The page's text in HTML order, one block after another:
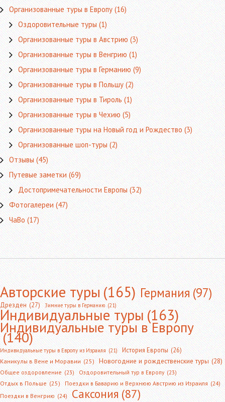
Организованные туры в Европу(16)
Оздоровительные туры(1)
Организованные туры в Австрию(3)
Организованные туры в Венгрию(1)
Организованные туры в Германию(9)
Организованные туры в Польшу(2)
Организованные туры в Тироль(1)
Организованные туры в Чехию(5)
Организованные туры на Новый год и Рождество(3)
Организованные шоп-туры(2)
Отзывы(45)
Путевые заметки(69)
Достопримечательности Европы(32)
Фотогалереи(47)
ЧаВо(17)
Авторские туры(165) Германия(97)
Дрезден (27) Зимние туры в Германию (21)
Индивидуальные туры(163)
Индивидуальные туры в Европу
(140)
Индивидуальные туры в Европу из Израиля (21) История Европы (26)
Каникулы в Вене и Моравии (25) Новогодние и рождественские туры (28)
Общее оздоровление (23) Оздоровительный тур в Европу (23)
Отдых в Польше (25) Поездки в Баварию и Верхнюю Австрию из Израиля (24)
Поездки в Венгрию (24) Саксония(87)